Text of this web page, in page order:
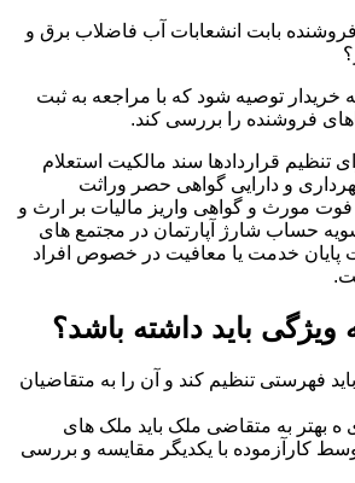
فروشنده بابت انشعابات آب فاضلاب برق و
خریدار توصیه شود که با مراجعه به ثبت
فروشنده را بررسی کند.
تنظیم قراردادها سند مالکیت استعلام
و دارایی گواهی حصر وراثت
مورث و گواهی واریز مالیات بر ارث و
حساب شارژ آپارتمان در مجتمع های
پایان خدمت یا معافیت در خصوص افراد
باید داشته باشد؟
فهرستی تنظیم کند و آن را به متقاضیان
ه بهتر به متقاضی ملک باید ملک های
کارآزموده با یکدیگر مقایسه و بررسی